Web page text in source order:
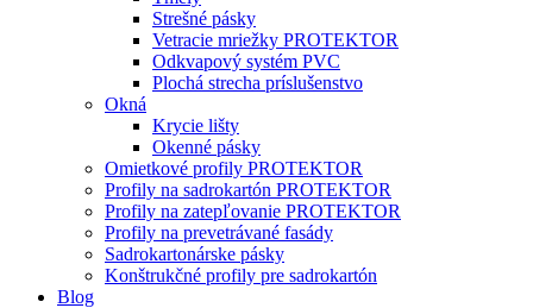
Strešné pásky
Vetracie mriežky PROTEKTOR
Odkvapový systém PVC
Plochá strecha príslušenstvo
Okná
Krycie lišty
Okenné pásky
Omietkové profily PROTEKTOR
Profily na sadrokartón PROTEKTOR
Profily na zatepľovanie PROTEKTOR
Profily na prevetrávané fasády
Sadrokartonárske pásky
Konštrukčné profily pre sadrokartón
Blog